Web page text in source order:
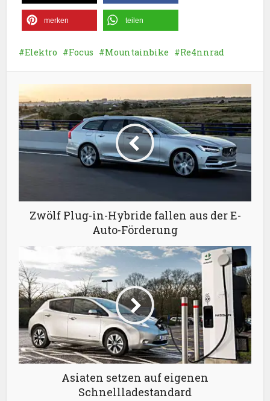
merken teilen
Elektro Focus Mountainbike Re4nnrad
Zwölf Plug-in-Hybride fallen aus der E-
Auto-Förderung
Asiaten setzen auf eigenen
Schnellladestandard